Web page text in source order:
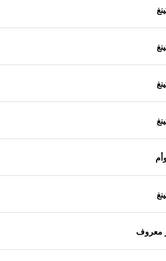
معروف